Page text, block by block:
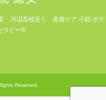
安 川辺高校近く 産後ケア 小顔 ボデ
ラピー®
Reserved.